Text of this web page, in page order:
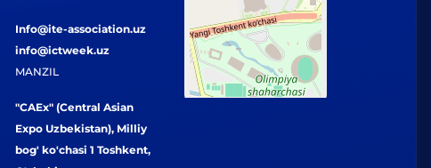
Info@ite-association.uz
info@ictweek.uz
MANZIL
"CAEx" (Central Asian
Expo Uzbekistan), Milliy
bog' ko'chasi 1 Toshkent,